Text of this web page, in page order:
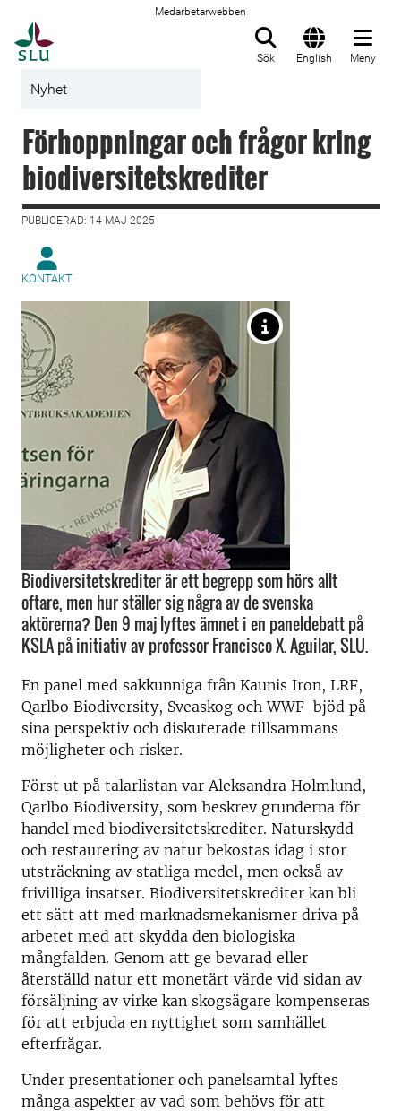
Medarbetarwebben
Sök English Meny
Nyhet
Förhoppningar och frågor kring
biodiversitetskrediter
PUBLICERAD: 14 MAJ 2025
KONTAKT
Biodiversitetskrediter är ett begrepp som hörs allt
oftare, men hur ställer sig några av de svenska
aktörerna? Den 9 maj lyftes ämnet i en paneldebatt på
KSLA på initiativ av professor Francisco X. Aguilar, SLU.
En panel med sakkunniga från Kaunis Iron, LRF,
Qarlbo Biodiversity, Sveaskog och WWF bjöd på
sina perspektiv och diskuterade tillsammans
möjligheter och risker.
Först ut på talarlistan var Aleksandra Holmlund,
Qarlbo Biodiversity, som beskrev grunderna för
handel med biodiversitetskrediter. Naturskydd
och restaurering av natur bekostas idag i stor
utsträckning av statliga medel, men också av
frivilliga insatser. Biodiversitetskrediter kan bli
ett sätt att med marknadsmekanismer driva på
arbetet med att skydda den biologiska
mångfalden. Genom att ge bevarad eller
återställd natur ett monetärt värde vid sidan av
försäljning av virke kan skogsägare kompenseras
för att erbjuda en nyttighet som samhället
efterfrågar.
Under presentationer och panelsamtal lyftes
många aspekter av vad som behövs för att